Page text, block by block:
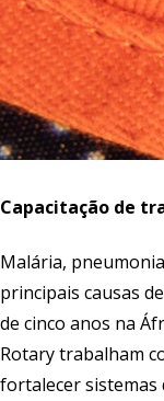
Capacitação de
Malária,
principais causas
de cinco anos na
Rotary trabalham
fortalecer sistemas